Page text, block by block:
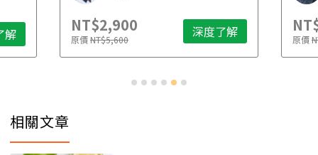
解 NT$2,900
原價NT$5,600 深度了解 原價
相關文章